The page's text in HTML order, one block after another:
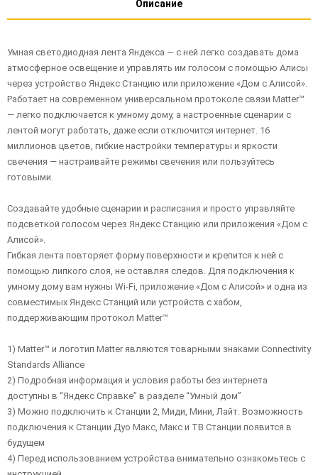
Описание
Умная светодиодная лента Яндекса — с ней легко создавать дома
атмосферное освещение и управлять им голосом с помощью Алисы
через устройство Яндекс Станцию или приложение «Дом с Алисой».
Работает на современном универсальном протоколе связи Matter™
— легко подключается к умному дому, а настроенные сценарии с
лентой могут работать, даже если отключится интернет. 16
миллионов цветов, гибкие настройки температуры и яркости
свечения — настраивайте режимы свечения или пользуйтесь
готовыми.
Создавайте удобные сценарии и расписания и просто управляйте
подсветкой голосом через Яндекс Станцию или приложения «Дом с
Алисой».
Гибкая лента повторяет форму поверхности и крепится к ней с
помощью липкого слоя, не оставляя следов. Для подключения к
умному дому вам нужны Wi-Fi, приложение «Дом с Алисой» и одна из
совместимых Яндекс Станций или устройств с хабом,
поддерживающим протокол Matter™
1) Matter™ и логотип Matter являются товарными знаками Connectivity
Standards Alliance
2) Подробная информация и условия работы без интернета
доступны в “Яндекс Справке” в разделе “Умный дом”
3) Можно подключить к Станции 2, Миди, Мини, Лайт. Возможность
подключения к Станции Дуо Макс, Макс и ТВ Станции появится в
будущем
4) Перед использованием устройства внимательно ознакомьтесь с